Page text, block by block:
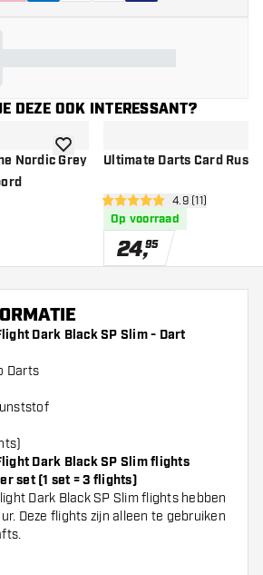
DEZE OOK INTERESSANT?
Nordic Grey
drawer
toevoegen aan verlanglijst
Ultimate Darts Card Russ
open reviews
4.9 score sterren4.9 (11)
Op voorraad
24,95
Dark Black SP Slim - Dart
Darts
Dark Black SP Slim flights
set (1 set = 3 flights)
Dark Black SP Slim flights hebben
Deze flights zijn alleen te gebruiken